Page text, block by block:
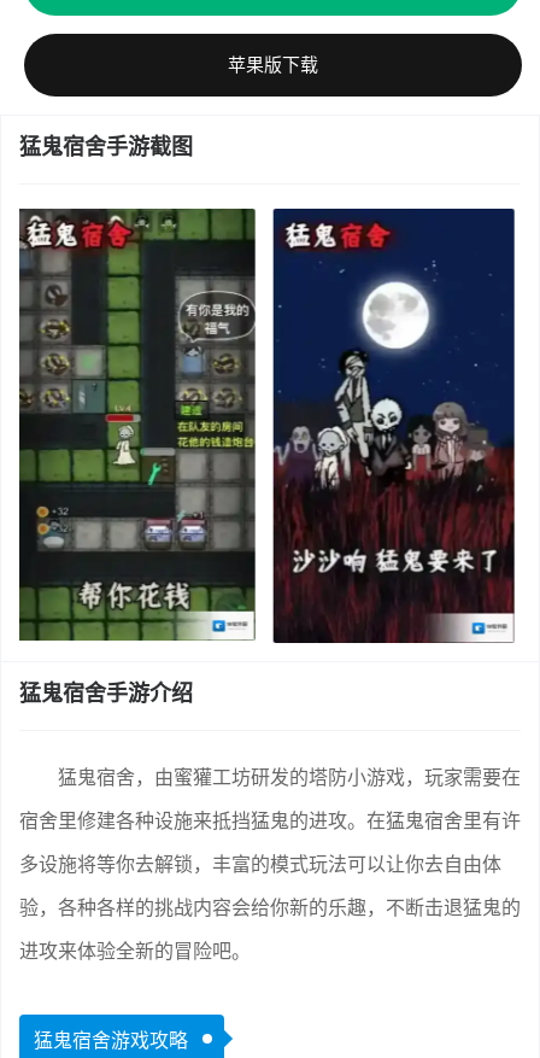
苹果版下载
猛鬼宿舍手游截图
猛鬼宿舍手游介绍
猛鬼宿舍，由蜜獾工坊研发的塔防小游戏，玩家需要在
宿舍里修建各种设施来抵挡猛鬼的进攻。在猛鬼宿舍里有许
多设施将等你去解锁，丰富的模式玩法可以让你去自由体
验，各种各样的挑战内容会给你新的乐趣，不断击退猛鬼的
进攻来体验全新的冒险吧。
猛鬼宿舍游戏攻略